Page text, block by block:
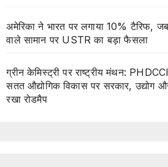
अमेरिका ने भारत पर लगाया 10% टैरिफ,
वाले सामान पर USTR का बड़ा फैसला
ग्रीन केमिस्ट्री पर राष्ट्रीय मंथन:
सतत औद्योगिक विकास पर सरकार, उद्योग
रखा रोडमैप